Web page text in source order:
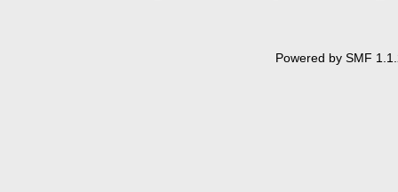
Powered by SMF